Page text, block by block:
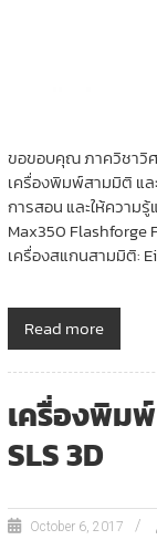
ขอขอบคุณ ภาควิชาวิ
เครื่องพิมพ์สามมิติ แล
การสอน และให้ความ
Max350 Flashforge
เครื่องสแกนสามมิติ:
Read more
เครื่องพิม
SLS 3D
October 6, 2017